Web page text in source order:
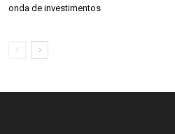
onda de investimentos